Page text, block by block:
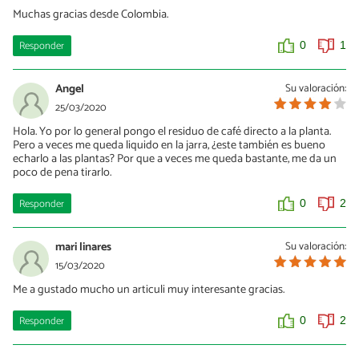
Muchas gracias desde Colombia.
Responder 0 1
Su valoración:
Angel
25/03/2020
Hola. Yo por lo general pongo el residuo de café directo a la planta.
Pero a veces me queda liquido en la jarra, ¿este también es bueno
echarlo a las plantas? Por que a veces me queda bastante, me da un
poco de pena tirarlo.
Responder 0 2
Su valoración:
mari linares
15/03/2020
Me a gustado mucho un articuli muy interesante gracias.
Responder 0 2